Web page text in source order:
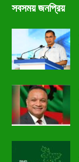
সবসময় জনপ্রিয়